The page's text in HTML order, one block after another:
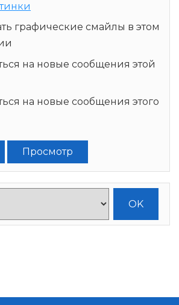
графические смайлы в этом
на новые сообщения этой
на новые сообщения этого
Просмотр